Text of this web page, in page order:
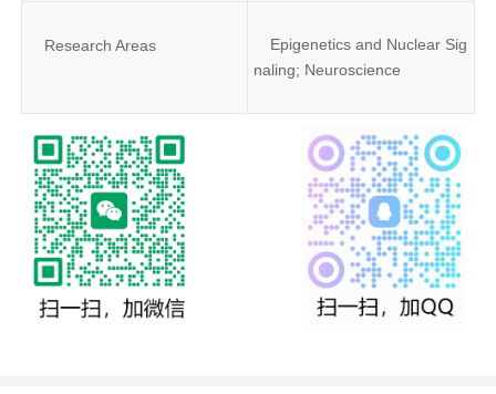
Research Areas
Epigenetics and Nuclear Sig
naling; Neuroscience